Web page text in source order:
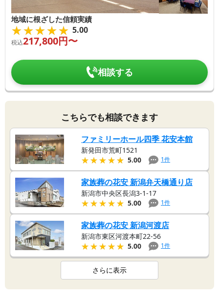
地域に根ざした信頼実績
★★★★★
★★★★★ 5.00
税込217,800円〜
相談する
こちらでも相談できます
ファミリーホール四季 花安本館
新発田市荒町1521
★★★★★
★★★★★ 5.00 1件
家族葬の花安 新潟弁天橋通り店
新潟市中央区長潟3-1-17
★★★★★
★★★★★ 5.00 1件
家族葬の花安 新潟河渡店
新潟市東区河渡本町22-56
★★★★★
★★★★★ 5.00 1件
さらに表示